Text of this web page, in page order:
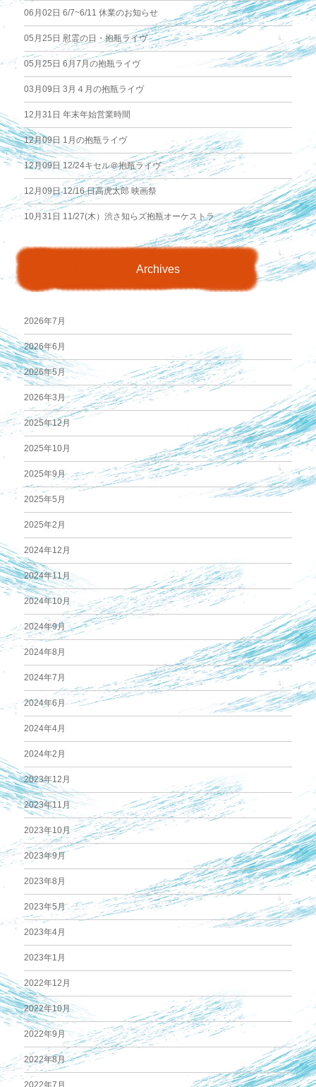
ゲ
ー
シ
ョ
ン
06月02日 6/7~6/11 休業のお知らせ
05月25日 慰霊の日・抱瓶ライヴ
05月25日 6月7月の抱瓶ライヴ
03月09日 3月４月の抱瓶ライヴ
12月31日 年末年始営業時間
12月09日1月の抱瓶ライヴ
12月09日12/24キセル＠抱瓶ライヴ
12月09日12/16 日高虎太郎 映画祭
10月31日 11/27(木）渋さ知らズ抱瓶オーケストラ
Archives
2026年7月
2026年6月
2026年5月
2026年3月
2025年12月
2025年10月
2025年9月
2025年5月
2025年2月
2024年12月
2024年11月
2024年10月
2024年9月
2024年8月
2024年7月
2024年6月
2024年4月
2024年2月
2023年12月
2023年11月
2023年10月
2023年9月
2023年8月
2023年5月
2023年4月
2023年1月
2022年12月
2022年10月
2022年9月
2022年8月
2022年7月